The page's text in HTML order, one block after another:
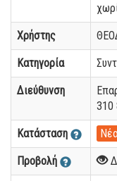
Χρήστης
Κατηγορία
Διεύθυνση
310
Κατάσταση
Προβολή